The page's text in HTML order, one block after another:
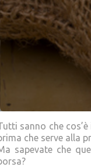
sanno che
che serve alla
sapevate che